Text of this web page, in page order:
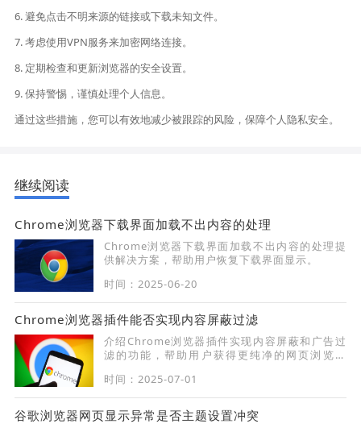
6. 避免点击不明来源的链接或下载未知文件。
7. 考虑使用VPN服务来加密网络连接。
8. 定期检查和更新浏览器的安全设置。
9. 保持警惕，谨慎处理个人信息。
通过这些措施，您可以有效地减少被跟踪的风险，保障个人隐私安全。
继续阅读
Chrome浏览器下载界面加载不出内容的处理
Chrome浏览器下载界面加载不出内容的处理提
供解决方案，帮助用户恢复下载界面显示。
时间：2025-06-20
Chrome浏览器插件能否实现内容屏蔽过滤
介绍Chrome浏览器插件实现内容屏蔽和广告过
滤的功能，帮助用户获得更纯净的网页浏览环
时间：2025-07-01
谷歌浏览器网页显示异常是否主题设置冲突